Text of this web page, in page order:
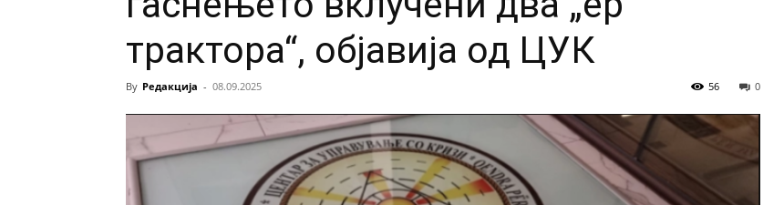
трактора“, објавија од ЦУК
By Редакција - 08.09.2025 0
56